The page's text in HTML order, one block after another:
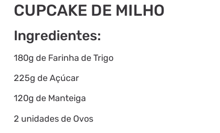
CUPCAKE DE MILHO
Ingredientes:
180g de Farinha de Trigo
225g de Açúcar
120g de Manteiga
2 unidades de Ovos